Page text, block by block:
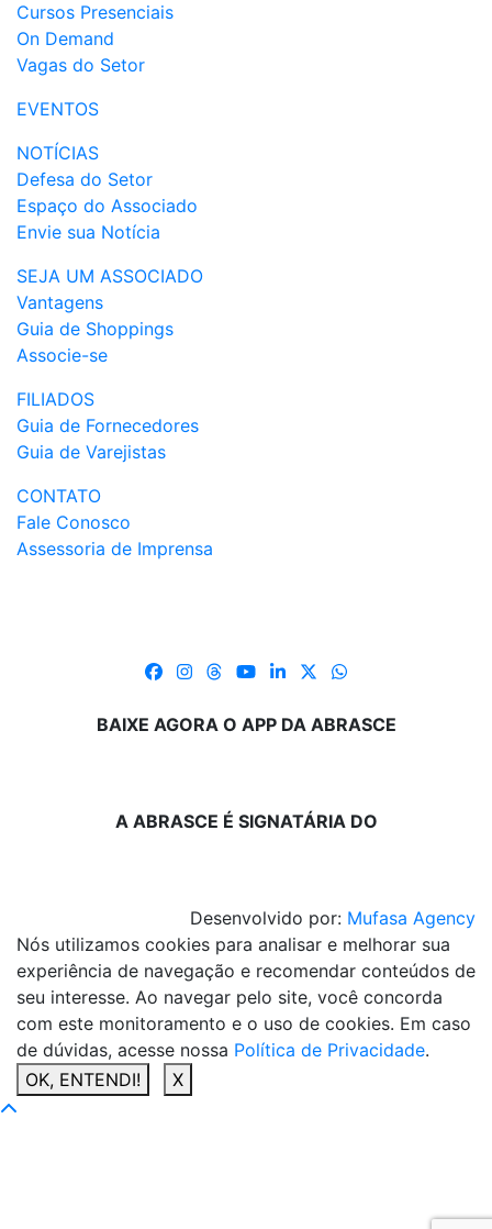
Cursos Presenciais
On Demand
Vagas do Setor
EVENTOS
NOTÍCIAS
Defesa do Setor
Espaço do Associado
Envie sua Notícia
SEJA UM ASSOCIADO
Vantagens
Guia de Shoppings
Associe-se
FILIADOS
Guia de Fornecedores
Guia de Varejistas
CONTATO
Fale Conosco
Assessoria de Imprensa
BAIXE AGORA O APP DA ABRASCE
A ABRASCE É SIGNATÁRIA DO
Desenvolvido por: Mufasa Agency
Nós utilizamos cookies para analisar e melhorar sua
experiência de navegação e recomendar conteúdos de
seu interesse. Ao navegar pelo site, você concorda
com este monitoramento e o uso de cookies. Em caso
de dúvidas, acesse nossa Política de Privacidade.
OK, ENTENDI!
X